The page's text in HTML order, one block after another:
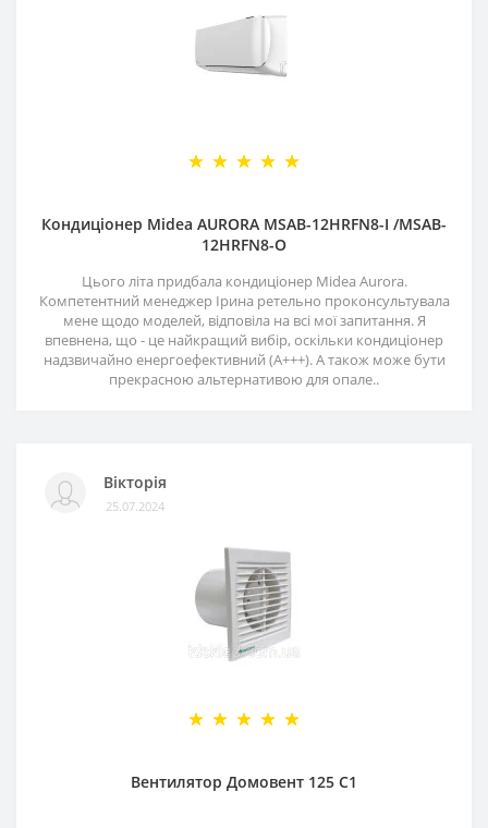
Кондиціонер Midea AURORA MSAB-12HRFN8-I /MSAB-
12HRFN8-O
Цього літа придбала кондиціонер Midea Aurora.
Компетентний менеджер Ірина ретельно проконсультувала
мене щодо моделей, відповіла на всі мої запитання. Я
впевнена, що - це найкращий вибір, оскільки кондиціонер
надзвичайно енергоефективний (А+++). А також може бути
прекрасною альтернативою для опале..
Вікторія
25.07.2024
Вентилятор Домовент 125 С1